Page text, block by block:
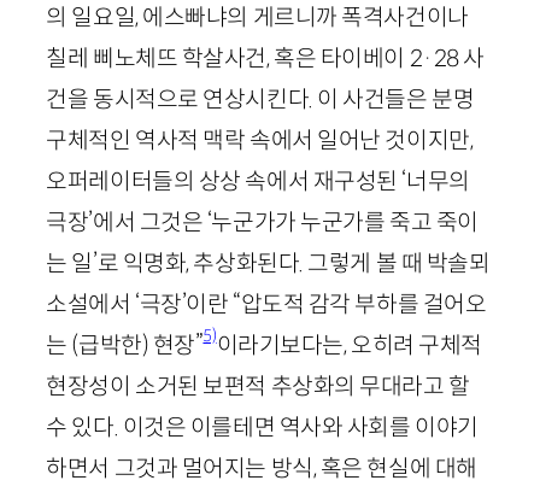
의 일요일, 에스빠냐의 게르니까 폭격사건이나
칠레 삐노체뜨 학살사건, 혹은 타이베이 2· 28사
건을 동시적으로 연상시킨다. 이 사건들은 분명
구체적인 역사적 맥락 속에서 일어난 것이지만,
오퍼레이터들의 상상 속에서 재구성된 ‘너무의
극장’에서 그것은 ‘누군가가 누군가를 죽고 죽이
는 일’로 익명화, 추상화된다. 그렇게 볼 때 박솔뫼
소설에서 ‘극장’이란 “압도적 감각 부하를 걸어오
는 (급박한) 현장”5)이라기보다는, 오히려 구체적
현장성이 소거된 보편적 추상화의 무대라고 할
수 있다. 이것은 이를테면 역사와 사회를 이야기
하면서 그것과 멀어지는 방식, 혹은 현실에 대해